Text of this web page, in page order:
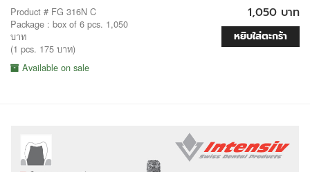
Product # FG 316N C
Package : box of 6 pcs. 1,050
บาท
(1 pcs. 175 บาท)
Available on sale
1,050 บาท
หยิบใส่ตะกร้า